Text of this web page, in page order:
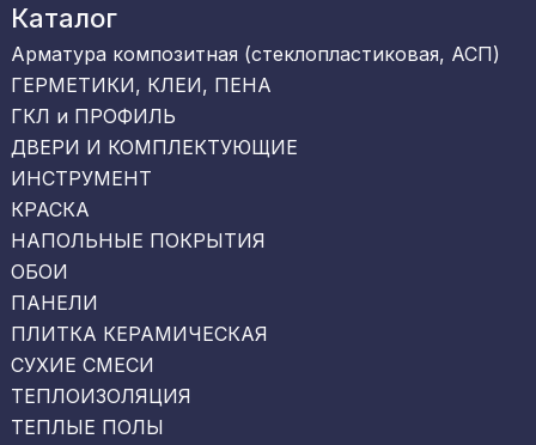
Каталог
Арматура композитная (стеклопластиковая, АСП)
ГЕРМЕТИКИ, КЛЕИ, ПЕНА
ГКЛ и ПРОФИЛЬ
ДВЕРИ И КОМПЛЕКТУЮЩИЕ
ИНСТРУМЕНТ
КРАСКА
НАПОЛЬНЫЕ ПОКРЫТИЯ
ОБОИ
ПАНЕЛИ
ПЛИТКА КЕРАМИЧЕСКАЯ
СУХИЕ СМЕСИ
ТЕПЛОИЗОЛЯЦИЯ
ТЕПЛЫЕ ПОЛЫ